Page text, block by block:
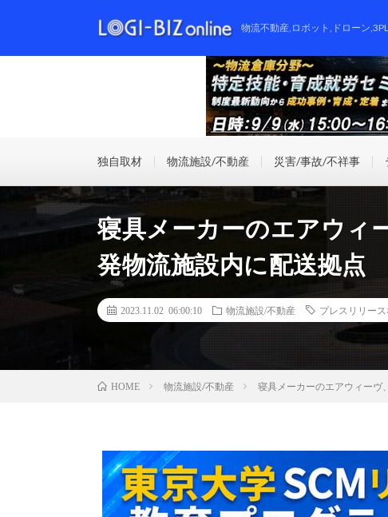
物流不動産,ロボット,ドローン
独自取材 物流施設/不動産 災害/事故/不祥事
寝具メーカーのエアウィ
発物流施設内に配送拠点
2023.11.02 06:00:10 物流施設/不動産 プレスリリー
HOME 物流施設/不動産 寝具メーカーのエアウィーヴ